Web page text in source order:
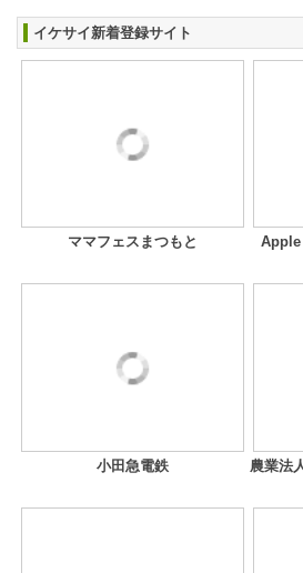
イケサイ新着登録サイト
ママフェスまつもと
Apple
小田急電鉄
農業法